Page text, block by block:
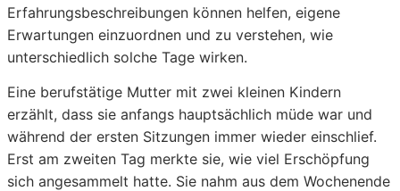
Erfahrungsbeschreibungen können helfen, eigene
Erwartungen einzuordnen und zu verstehen, wie
unterschiedlich solche Tage wirken.
Eine berufstätige Mutter mit zwei kleinen Kindern
erzählt, dass sie anfangs hauptsächlich müde war und
während der ersten Sitzungen immer wieder einschlief.
Erst am zweiten Tag merkte sie, wie viel Erschöpfung
sich angesammelt hatte. Sie nahm aus dem Wochenende